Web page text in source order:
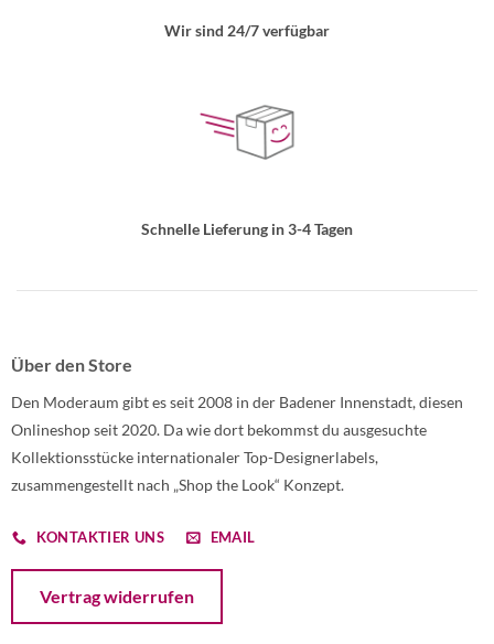
Wir sind 24/7 verfügbar
Schnelle Lieferung in 3-4 Tagen
Über den Store
Den Moderaum gibt es seit 2008 in der Badener Innenstadt, diesen
Onlineshop seit 2020. Da wie dort bekommst du ausgesuchte
Kollektionsstücke internationaler Top-Designerlabels,
zusammengestellt nach „Shop the Look“ Konzept.
KONTAKTIER UNS EMAIL
Vertrag widerrufen